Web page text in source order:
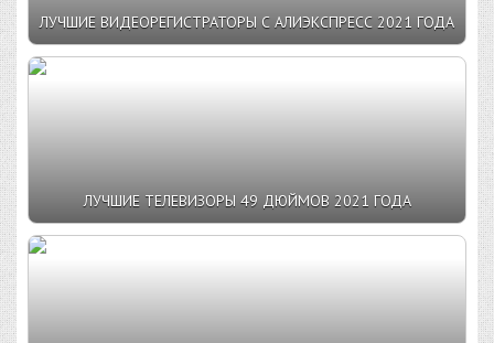
ЛУЧШИЕ ВИДЕОРЕГИСТРАТОРЫ С АЛИЭКСПРЕСС 2021 ГОДА
ЛУЧШИЕ ТЕЛЕВИЗОРЫ 49 ДЮЙМОВ 2021 ГОДА